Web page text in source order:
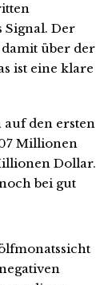
Signal. Der
über der
ist eine klare
den ersten
Millionen
Dollar.
bei gut